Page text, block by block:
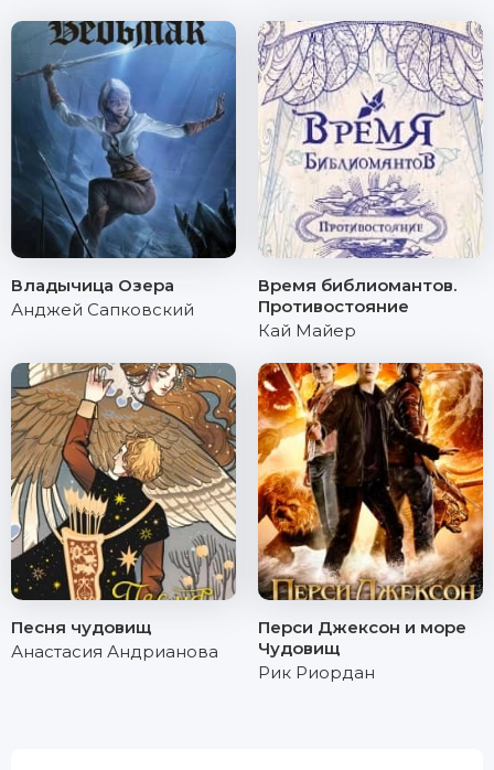
Владычица Озера
Анджей Сапковский
Время библиомантов.
Противостояние
Кай Майер
Песня чудовищ
Анастасия Андрианова
Перси Джексон и море
Чудовищ
Рик Риордан